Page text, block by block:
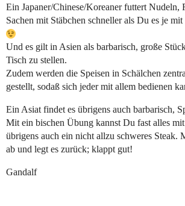
Ein Japaner/Chinese/Koreaner futtert Nudeln,
Sachen mit Stäbchen schneller als Du es je
Und es gilt in Asien als barbarisch, große
Tisch zu stellen.
Zudem werden die Speisen in Schälchen
gestellt, sodaß sich jeder mit allem bedienen
Ein Asiat findet es übrigens auch barbarisch,
Mit ein bischen Übung kannst Du fast alles mit
übrigens auch ein nicht allzu schweres Steak.
ab und legt es zurück; klappt gut!
Gandalf